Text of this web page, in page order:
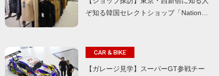
ぞ知る韓国セレクトショップ「Nation…
CAR & BIKE
【ガレージ見学】スーパーGT参戦チー